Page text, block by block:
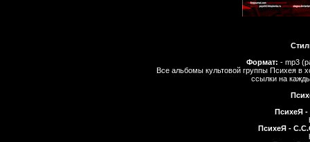
Формат: - mp3
Все альбомы культовой группы Психея в
ссылки на
ПсихеЯ -
ПсихеЯ -